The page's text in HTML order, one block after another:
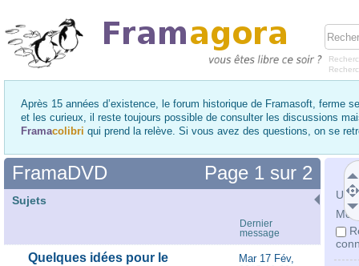
Après 15 années d’existence, le forum historique de Framasoft, ferme
et les curieux, il reste toujours possible de consulter les discussions
Framacolibri qui prend la relève. Si vous avez des questions, on se
Mot
Page 1 sur 2
FramaDVD
Sujets
Dernier
message
Quelques idées pour le
Mar 17 Fév,